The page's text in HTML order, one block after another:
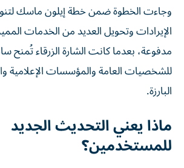
وجاءت الخطوة ضمن خطة إيلون ماسك
الإيرادات وتحويل العديد من الخدمات
مدفوعة، بعدما كانت الشارة الزرقاء تُمنح
للشخصيات العامة والمؤسسات الإعلامية
البارزة.
ماذا يعني التحديث الجديد
للمستخدمين؟